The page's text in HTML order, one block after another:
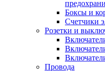
Боксы и
Счетчики
Розетки и
Провода